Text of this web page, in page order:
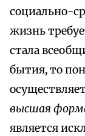
социально-
жизнь
стала
бытия, то
высшая
является